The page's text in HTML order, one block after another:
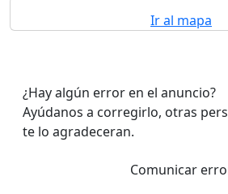
Ir al mapa
¿Hay algún error en el anuncio?
Ayúdanos a corregirlo, otras
te lo agradeceran.
Comunicar